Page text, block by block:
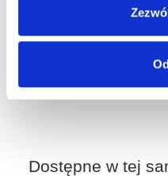
Łatwy zwrot do 14
Dostępne w tej